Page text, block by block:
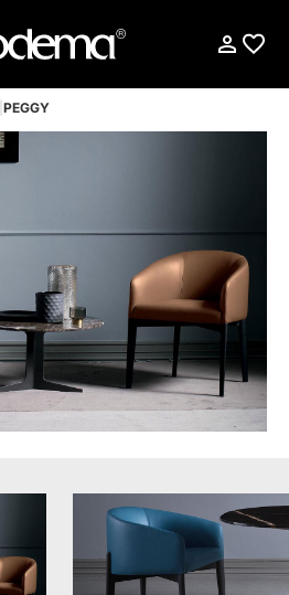
PEGGY